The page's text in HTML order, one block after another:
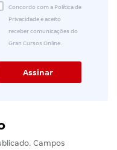
Concordo com a Política de
Privacidade e aceito
receber comunicações do
Gran Cursos Online.
Campos